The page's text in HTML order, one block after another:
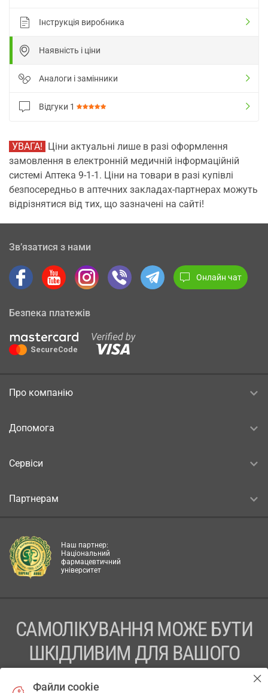
Інструкція виробника
Наявність і ціни
Аналоги і замінники
Відгуки 1
УВАГА! Ціни актуальні лише в разі оформлення
замовлення в електронній медичній інформаційній
системі Аптека 9-1-1. Ціни на товари в разі купівлі
безпосередньо в аптечних закладах-партнерах можуть
відрізнятися від тих, що зазначені на сайті!
Зв’язатися з нами
Онлайн чат
Безпека платежів
Про компанію
Допомога
Сервіси
Партнерам
Наш партнер:
Національний
фармацевтичний
університет
САМОЛІКУВАННЯ МОЖЕ БУТИ
ШКІДЛИВИМ ДЛЯ ВАШОГО
Файли cookie